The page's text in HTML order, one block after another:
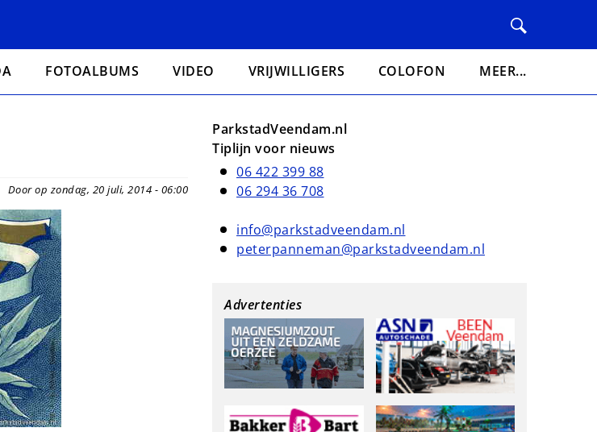
FOTOALBUMS VIDEO VRIJWILLIGERS COLOFON MEER...
Door op zondag, 20 juli, 2014 - 06:00
ParkstadVeendam.nl
Tiplijn voor nieuws
06 422 399 88
06 294 36 708
info@parkstadveendam.nl
peterpanneman@parkstadveendam.nl
Advertenties